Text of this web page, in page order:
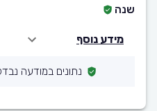
שנה
מידע נוסף
נתונים במודעה